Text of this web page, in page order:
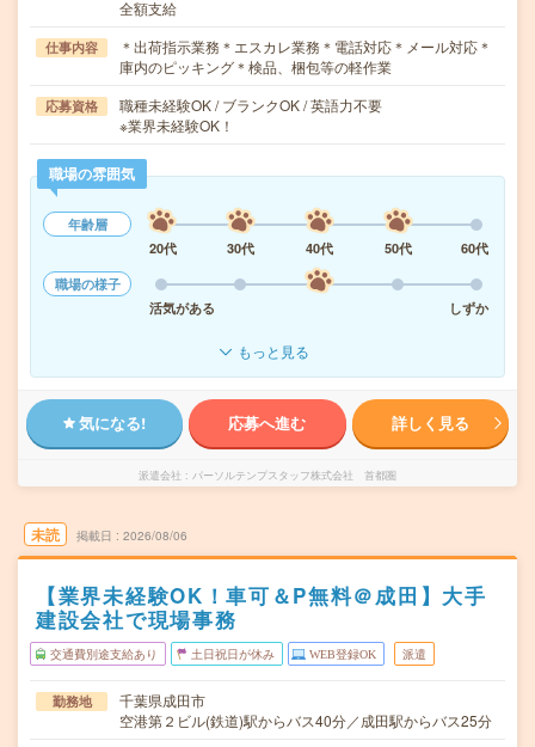
全額支給
仕事内容
＊出荷指示業務＊エスカレ業務＊電話対応＊メール対応＊
庫内のピッキング＊検品、梱包等の軽作業
応募資格
職種未経験OK / ブランクOK / 英語力不要
※業界未経験OK！
職場の雰囲気
年齢層
20代
30代 40代 50代
60代
職場の様子
活気がある
しずか
もっと見る
気になる! 応募へ進む 詳しく見る
派遣会社 パーソルテンプスタッフ株式会社 首都圏
未読 掲載日 2026/08/06
【業界未経験OK！車可＆P無料＠成田】大手
建設会社で現場事務
交通費別途支給あり 土日祝日が休み WEB登録OK 派遣
勤務地
千葉県成田市
空港第２ビル(鉄道)駅からバス40分／成田駅からバス25分